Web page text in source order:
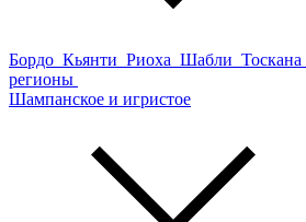
Бордо Кьянти Риоха Шабли Тоскана
регионы
Шампанское и игристое